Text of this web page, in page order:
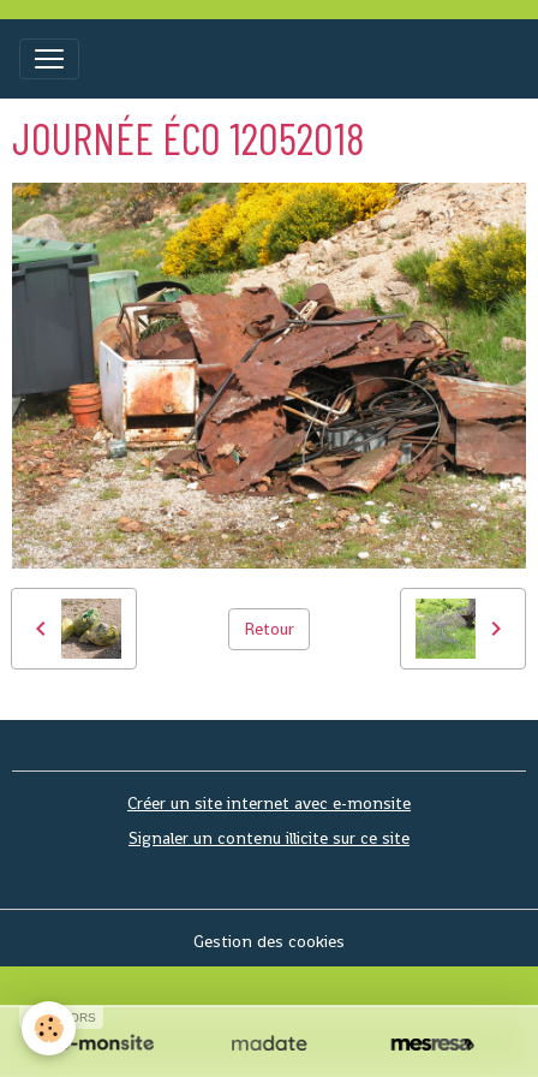
JOURNÉE ÉCO 12052018
Retour
Créer un site internet avec e-monsite
Signaler un contenu illicite sur ce site
Gestion des cookies
SPONSORS